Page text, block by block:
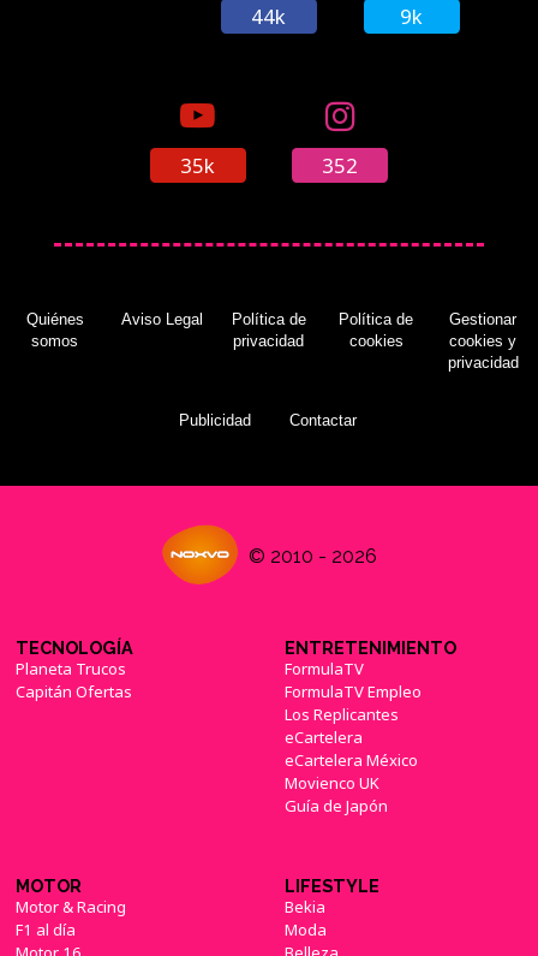
44k 9k
35k 352
Quiénes
somos
Aviso Legal
Política de
privacidad
Política de
cookies
Gestionar
cookies y
privacidad
Publicidad Contactar
© 2010 - 2026
TECNOLOGÍA
Planeta Trucos
Capitán Ofertas
ENTRETENIMIENTO
FormulaTV
FormulaTV Empleo
Los Replicantes
eCartelera
eCartelera México
Movienco UK
Guía de Japón
MOTOR
Motor & Racing
F1 al día
LIFESTYLE
Bekia
Moda